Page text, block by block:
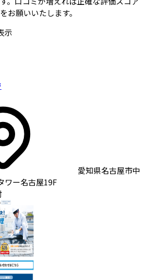
お願いいたします。
示
愛知県名古屋市中
ー名古屋19F